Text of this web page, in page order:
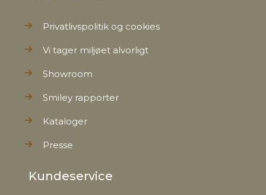
Bruttovægt
Privatlivspolitik og cookies
Vi tager miljøet alvorligt
Showroom
Smiley rapporter
Kataloger
Presse
Kundeservice